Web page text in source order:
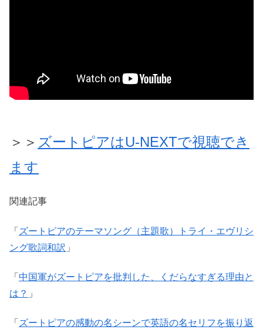
＞＞ ズートピアはU-NEXTで視聴でき
ます
関連記事
「 ズートピアのテーマソング（主題歌）トライ・エヴリシ
ング歌詞和訳 」
「 中国軍がズートピアを批判した、くだらなすぎる理由と
は？ 」
「 ズートピアの感動の名シーンで英語の名セリフを振り返